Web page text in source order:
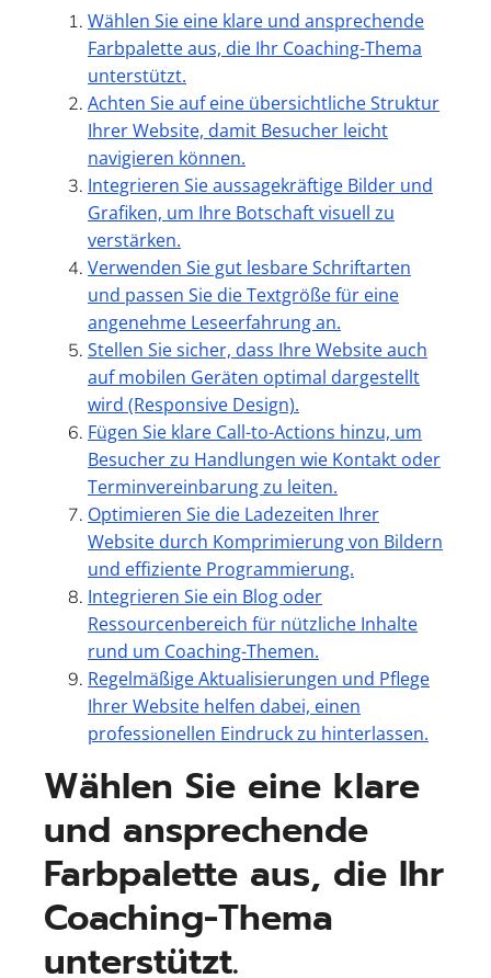
Wählen Sie eine klare und ansprechende
Farbpalette aus, die Ihr Coaching-Thema
unterstützt.
Achten Sie auf eine übersichtliche Struktur
Ihrer Website, damit Besucher leicht
navigieren können.
Integrieren Sie aussagekräftige Bilder und
Grafiken, um Ihre Botschaft visuell zu
verstärken.
Verwenden Sie gut lesbare Schriftarten
und passen Sie die Textgröße für eine
angenehme Leseerfahrung an.
Stellen Sie sicher, dass Ihre Website auch
auf mobilen Geräten optimal dargestellt
wird (Responsive Design).
Fügen Sie klare Call-to-Actions hinzu, um
Besucher zu Handlungen wie Kontakt oder
Terminvereinbarung zu leiten.
Optimieren Sie die Ladezeiten Ihrer
Website durch Komprimierung von Bildern
und effiziente Programmierung.
Integrieren Sie ein Blog oder
Ressourcenbereich für nützliche Inhalte
rund um Coaching-Themen.
Regelmäßige Aktualisierungen und Pflege
Ihrer Website helfen dabei, einen
professionellen Eindruck zu hinterlassen.
Wählen Sie eine klare
und ansprechende
Farbpalette aus, die Ihr
Coaching-Thema
unterstützt.